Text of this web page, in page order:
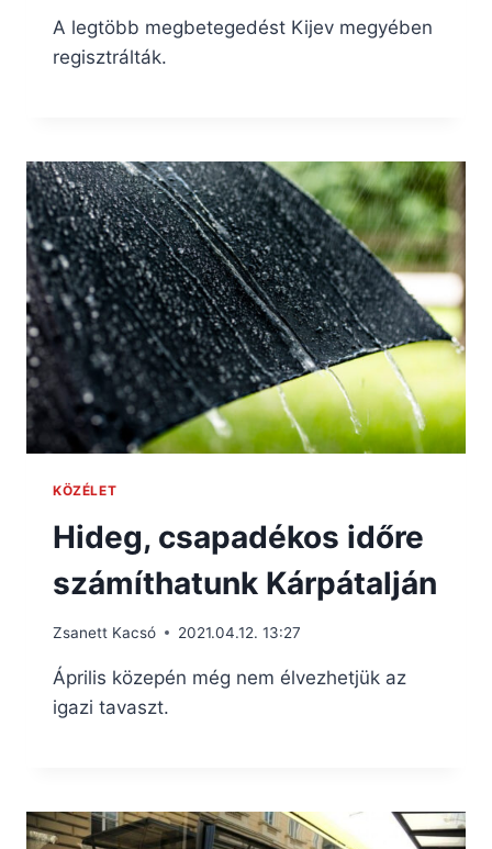
A legtöbb megbetegedést Kijev megyében
regisztrálták.
KÖZÉLET
Hideg, csapadékos időre
számíthatunk Kárpátalján
Zsanett Kacsó 2021.04.12. 13:27
Április közepén még nem élvezhetjük az
igazi tavaszt.